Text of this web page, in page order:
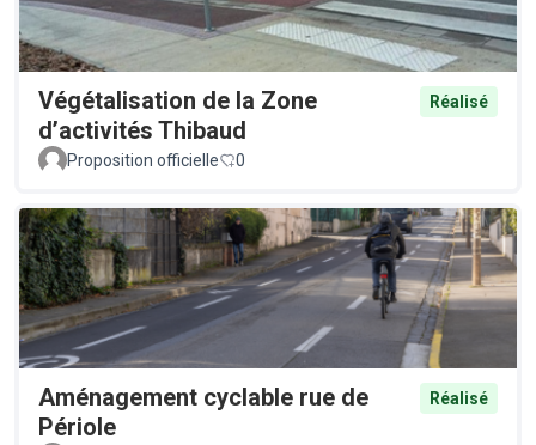
Végétalisation de la Zone
d’activités Thibaud
Réalisé
Proposition officielle 0
Aménagement cyclable rue de
Périole
Réalisé